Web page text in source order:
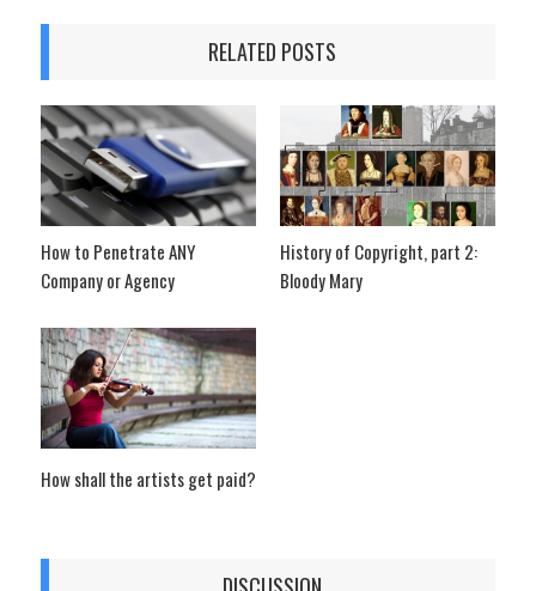
RELATED POSTS
How to Penetrate ANY
Company or Agency
History of Copyright, part 2:
Bloody Mary
How shall the artists get paid?